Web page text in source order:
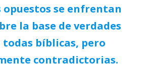
opuestos se enfrentan
la base de verdades
todas bíblicas, pero
contradictorias.